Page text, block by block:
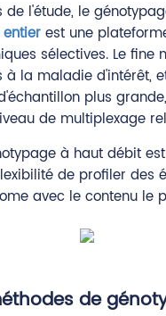
l'étude, le
est une
sélectives. Le
à la maladie d'intérêt,
plus
de multiplexage
à haut débit
de profiler
avec le contenu
de